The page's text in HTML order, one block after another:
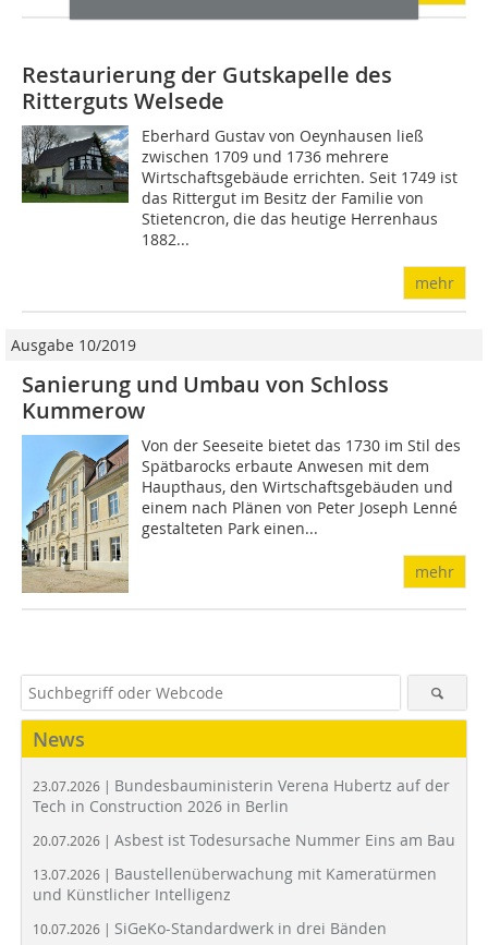
Restaurierung der Gutskapelle des
Ritterguts Welsede
Eberhard Gustav von Oeynhausen ließ
zwischen 1709 und 1736 mehrere
Wirtschaftsgebäude errichten. Seit 1749 ist
das Rittergut im Besitz der Familie von
Stietencron, die das heutige Herrenhaus
1882...
mehr
Ausgabe 10/2019
Sanierung und Umbau von Schloss
Kummerow
Von der Seeseite bietet das 1730 im Stil des
Spätbarocks erbaute Anwesen mit dem
Haupthaus, den Wirtschaftsgebäuden und
einem nach Plänen von Peter Joseph Lenné
gestalteten Park einen...
mehr
News
23.07.2026 | Bundesbauministerin Verena Hubertz auf der
Tech in Construction 2026 in Berlin
20.07.2026 | Asbest ist Todesursache Nummer Eins am Bau
13.07.2026 | Baustellenüberwachung mit Kameratürmen
und Künstlicher Intelligenz
10.07.2026 | SiGeKo-Standardwerk in drei Bänden